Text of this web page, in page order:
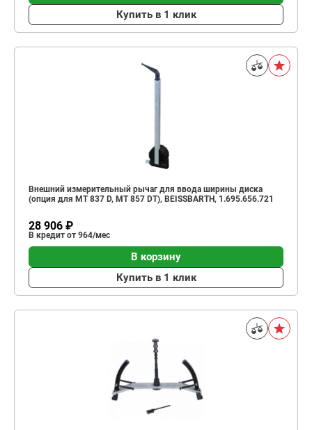
Купить в 1 клик
Внешний измерительный рычаг для ввода ширины диска
(опция для MT 837 D, MT 857 DT), BEISSBARTH, 1.695.656.721
28 906 ₽
В кредит от 964/мес
В корзину
Купить в 1 клик